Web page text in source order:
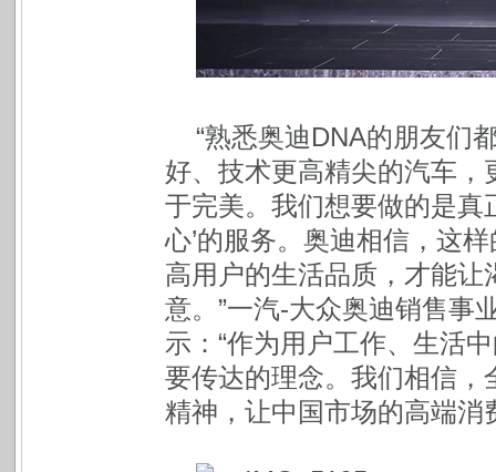
“熟悉奥迪DNA的朋友们
好、技术更高精尖的汽车
于完美。我们想要做的是真
心’的服务。奥迪相信，这
高用户的生活品质，才能
意。”一汽-大众奥迪销售事
示：“作为用户工作、生活
要传达的理念。我们相信
精神，让中国市场的高端消